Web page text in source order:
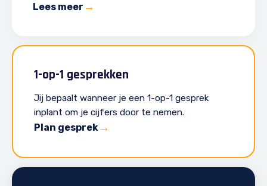
Lees meer
1-op-1 gesprekken
Jij bepaalt wanneer je een 1-op-1 gesprek
inplant om je cijfers door te nemen.
Plan gesprek